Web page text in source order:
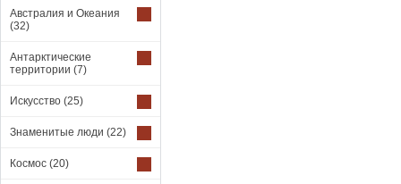
Австралия и Океания
(32)
Антарктические
территории (7)
Искусство (25)
Знаменитые люди (22)
Космос (20)